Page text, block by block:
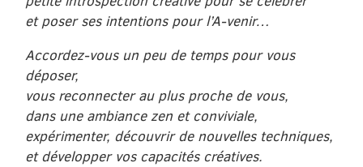
et poser ses intentions pour l’A-venir…
Accordez-vous un peu de temps pour vous
déposer,
vous reconnecter au plus proche de vous,
dans une ambiance zen et conviviale,
expérimenter, découvrir de nouvelles techniques,
et développer vos capacités créatives.